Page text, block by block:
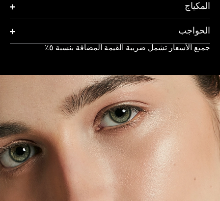
الأسعار تشمل ضريبة القيمة المضافة بنسبة ٥٪